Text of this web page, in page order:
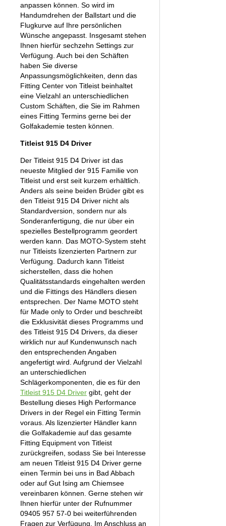
anpassen können. So wird im
Handumdrehen der Ballstart und die
Flugkurve auf Ihre persönlichen
Wünsche angepasst. Insgesamt stehen
Ihnen hierfür sechzehn Settings zur
Verfügung. Auch bei den Schäften
haben Sie diverse
Anpassungsmöglichkeiten, denn das
Fitting Center von Titleist beinhaltet
eine Vielzahl an unterschiedlichen
Custom Schäften, die Sie im Rahmen
eines Fitting Termins gerne bei der
Golfakademie testen können.
Titleist 915 D4 Driver
Der Titleist 915 D4 Driver ist das
neueste Mitglied der 915 Familie von
Titleist und erst seit kurzem erhältlich.
Anders als seine beiden Brüder gibt es
den Titleist 915 D4 Driver nicht als
Standardversion, sondern nur als
Sonderanfertigung, die nur über ein
spezielles Bestellprogramm geordert
werden kann. Das MOTO-System steht
nur Titleists lizenzierten Partnern zur
Verfügung. Dadurch kann Titleist
sicherstellen, dass die hohen
Qualitätsstandards eingehalten werden
und die Fittings des Händlers diesen
entsprechen. Der Name MOTO steht
für Made only to Order und beschreibt
die Exklusivität dieses Programms und
des Titleist 915 D4 Drivers, da dieser
wirklich nur auf Kundenwunsch nach
den entsprechenden Angaben
angefertigt wird. Aufgrund der Vielzahl
an unterschiedlichen
Schlägerkomponenten, die es für den
Titleist 915 D4 Driver gibt, geht der
Bestellung dieses High Performance
Drivers in der Regel ein Fitting Termin
voraus. Als lizenzierter Händler kann
die Golfakademie auf das gesamte
Fitting Equipment von Titleist
zurückgreifen, sodass Sie bei Interesse
am neuen Titleist 915 D4 Driver gerne
einen Termin bei uns in Bad Abbach
oder auf Gut Ising am Chiemsee
vereinbaren können. Gerne stehen wir
Ihnen hierfür unter der Rufnummer
09405 957 57-0 bei weiterführenden
Fragen zur Verfügung. Im Anschluss an